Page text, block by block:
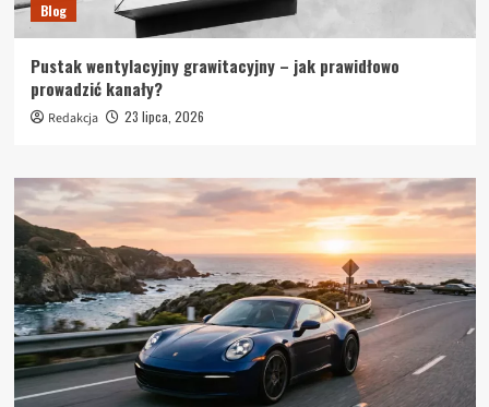
Blog
Pustak wentylacyjny grawitacyjny – jak prawidłowo
prowadzić kanały?
Redakcja 23 lipca, 2026